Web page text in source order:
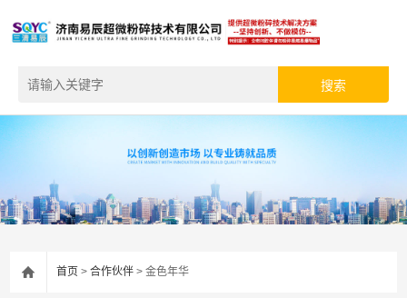
首页 >合作伙伴 > 金色年华